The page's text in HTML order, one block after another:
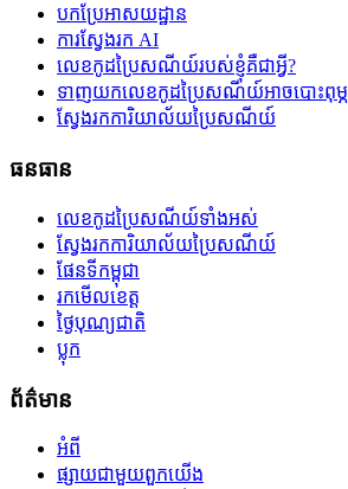
បកប្រែអាសយដ្ឋាន
ការស្វែងរក AI
លេខកូដប្រៃសណីយ៍របស់ខ្ញុំគឺជាអ្វី?
ទាញយកលេខកូដប្រៃសណីយ៍អាចបោះពុម្ភ
ស្វែងរកការិយាល័យប្រៃសណីយ៍
ធនធាន
លេខកូដប្រៃសណីយ៍ទាំងអស់
ស្វែងរកការិយាល័យប្រៃសណីយ៍
ផែនទីកម្ពុជា
រកមើលខេត្ត
ថ្ងៃបុណ្យជាតិ
ប្លុក
ព័ត៌មាន
អំពី
ផ្សាយជាមួយពួកយើង